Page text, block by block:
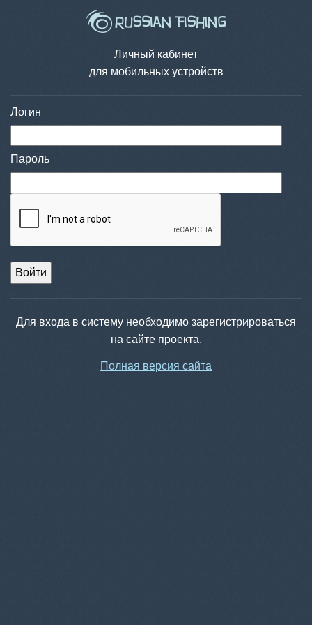
Личный кабинет
для мобильных устройств
Логин
Пароль
Войти
Для входа в систему необходимо зарегистрироваться
на сайте проекта.
Полная версия сайта